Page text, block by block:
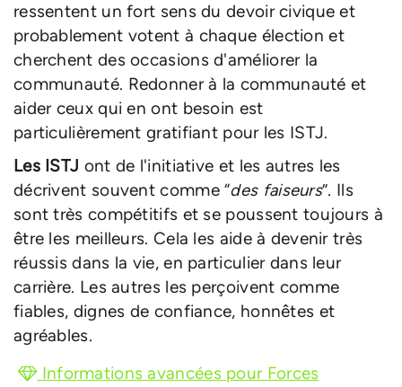
ressentent un fort sens du devoir civique et
probablement votent à chaque élection et
cherchent des occasions d'améliorer la
communauté. Redonner à la communauté et
aider ceux qui en ont besoin est
particulièrement gratifiant pour les ISTJ.
Les ISTJ ont de l'initiative et les autres les
décrivent souvent comme “des faiseurs”. Ils
sont très compétitifs et se poussent toujours à
être les meilleurs. Cela les aide à devenir très
réussis dans la vie, en particulier dans leur
carrière. Les autres les perçoivent comme
fiables, dignes de confiance, honnêtes et
agréables.
Informations avancées pour Forces